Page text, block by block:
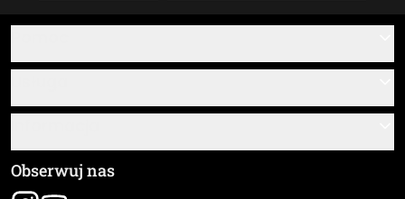
O nas
Przegląd materiałów
Śledzenie przesyłki
Ogólne Warunki Handlowe (OWH)
Obserwuj nas